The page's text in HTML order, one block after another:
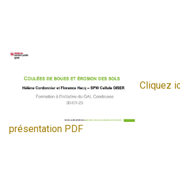
Cliquez
présentation PDF